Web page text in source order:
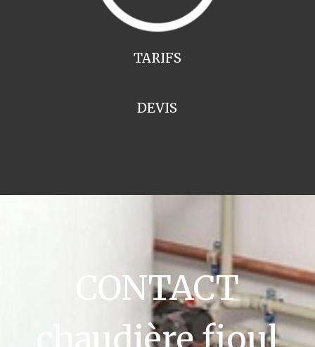
TARIFS
DEVIS
CONTACT
chaudière fioul